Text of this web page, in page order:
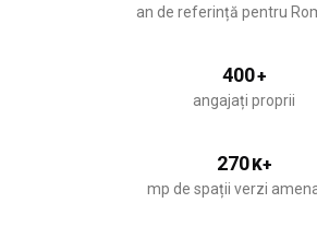
an de referință pentru
400+
angajați proprii
270K+
mp de spații verzi